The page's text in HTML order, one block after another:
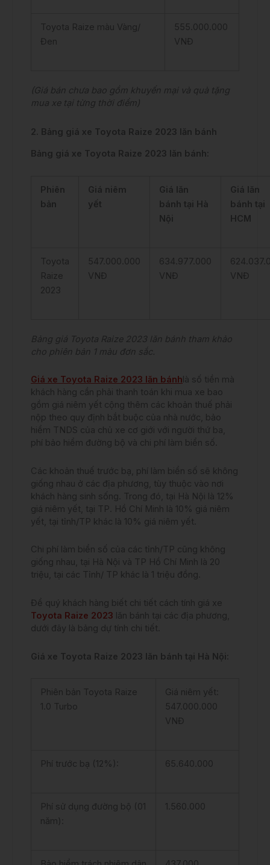
Toyota Raize màu Vàng/
Đen
555.000.000
VNĐ
(Giá bán chưa bao gồm khuyến mại và quà tặng
mua xe tại từng thời điểm)
2. Bảng giá xe Toyota Raize 2023 lăn bánh
Bảng giá xe Toyota Raize 2023 lăn bánh:
Phiên
bản
Giá niêm
yết
Giá lăn
bánh tại Hà
Nội
Giá lăn
bánh tại
HCM
Toyota
Raize
2023
547.000.000
VNĐ
634.977.000
VNĐ
VNĐ
Bảng giá Toyota Raize 2023 lăn bánh tham khảo
cho phiên bản 1 màu đơn sắc.
Giá xe Toyota Raize 2023 lăn bánh là số tiền mà
khách hàng cần phải thanh toán khi mua xe bao
gồm giá niêm yết cộng thêm các khoản thuế phải
nộp theo quy định bắt buộc của nhà nước, bảo
hiểm TNDS của chủ xe cơ giới với người thứ ba,
phí bảo hiểm đường bộ và chi phí làm biển số.
Các khoản thuế trước bạ, phí làm biển số sẽ không
giống nhau ở các địa phương, tùy thuộc vào nơi
khách hàng sinh sống. Trong đó, tại Hà Nội là 12%
giá niêm yết, tại TP. Hồ Chí Minh là 10% giá niêm
yết, tại tỉnh/TP khác là 10% giá niêm yết.
Chi phí làm biển số của các tỉnh/TP cũng không
giống nhau, tại Hà Nội và TP Hồ Chí Minh là 20
triệu, tại các Tỉnh/ TP khác là 1 triệu đồng.
Để quý khách hàng biết chi tiết cách tính giá xe
Toyota Raize 2023 lăn bánh tại các địa phương,
dưới đây là bảng dự tính chi tiết.
Giá xe Toyota Raize 2023 lăn bánh tại Hà Nội:
Phiên bản Toyota Raize
1.0 Turbo
Giá niêm yết:
547.000.000
VNĐ
Phí trước bạ (12%): 65.640.000
Phí sử dụng đường bộ (01
năm):
1.560.000